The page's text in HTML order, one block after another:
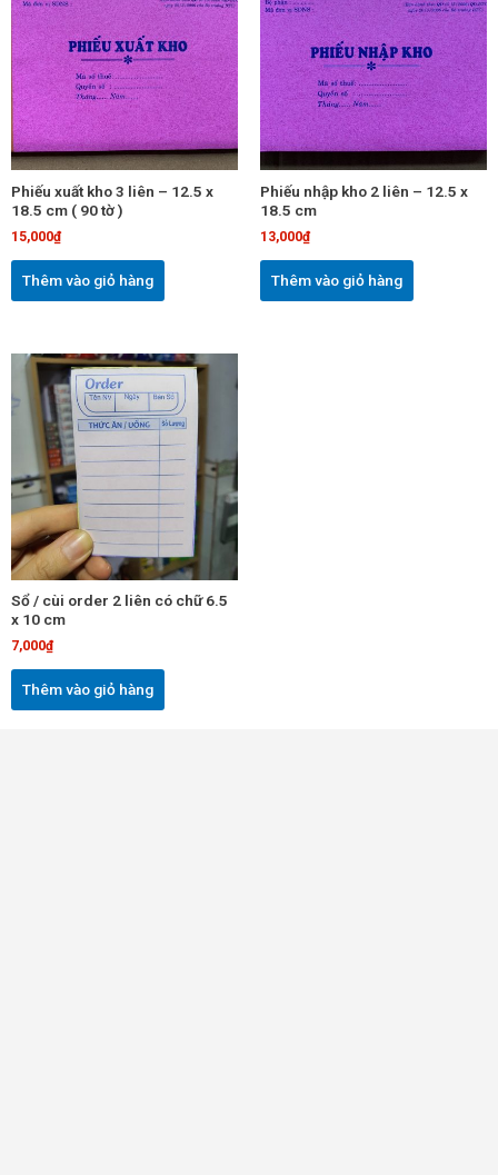
Phiếu xuất kho 3 liên – 12.5 x
18.5 cm ( 90 tờ )
15,000₫
Thêm vào giỏ hàng
Phiếu nhập kho 2 liên – 12.5 x
18.5 cm
13,000₫
Thêm vào giỏ hàng
Sổ / cùi order 2 liên có chữ 6.5
x 10 cm
7,000₫
Thêm vào giỏ hàng